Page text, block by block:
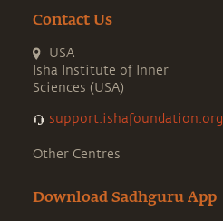
Contact Us
USA
Isha Institute of Inner
Sciences (USA)
support.ishafoundation.org
Other Centres
Download Sadhguru App